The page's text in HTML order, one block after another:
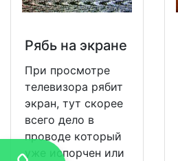
Рябь на экране
При просмотре
телевизора рябит
экран, тут скорее
всего дело в
проводе который
уже испорчен или